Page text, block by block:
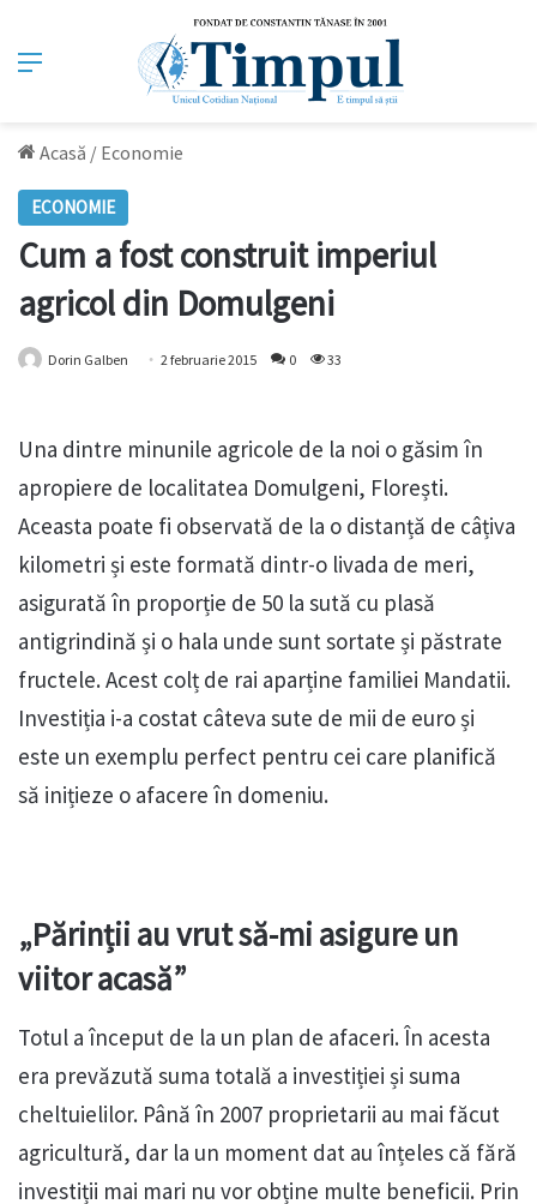
Meniu
Acasă / Economie
ECONOMIE
Cum a fost construit imperiul
agricol din Domulgeni
Dorin Galben 2 februarie 2015 0 33
Una dintre minunile agricole de la noi o găsim în
apropiere de localitatea Domulgeni, Florești.
Aceasta poate fi observată de la o distanță de câțiva
kilometri și este formată dintr-o livada de meri,
asigurată în proporție de 50 la sută cu plasă
antigrindină și o hala unde sunt sortate și păstrate
fructele. Acest colț de rai aparține familiei Mandatii.
Investiția i-a costat câteva sute de mii de euro și
este un exemplu perfect pentru cei care planifică
să inițieze o afacere în domeniu.
„Părinții au vrut să-mi asigure un
viitor acasă”
Totul a început de la un plan de afaceri. În acesta
era prevăzută suma totală a investiției și suma
cheltuielilor. Până în 2007 proprietarii au mai făcut
agricultură, dar la un moment dat au înțeles că fără
investiții mai mari nu vor obține multe beneficii. Prin